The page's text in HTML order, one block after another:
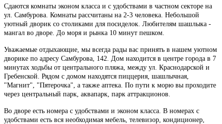
Сдаются комнаты эконом класса и с удобствами в частном секторе на
ул. Самбурова. Комнаты рассчитаны на 2-3 человека. Небольшой
уютный дворик со столиками для посиделок. Любителям шашлыка -
мангал во дворе. До моря и рынка 10 минут пешком.
Уважаемые отдыхающие, мы всегда рады вас принять в нашем уютном
дворике по адресу Самбурова, 142. Дом находится в центре города в 7
минутах ходьбы от центрального пляжа, между ул. Краснодарской и
Гребенской. Рядом с домом находятся пиццерия, шашлычная,
"Магнит", "Пятерочка", а также аптека. По пути к морю вы проходите
через центральный парк, аквапарк, парк аттракционов.
Во дворе есть номера с удобствами и эконом класса. В номерах с
удобствами есть вся необходимая мебель, телевизор, кондиционер,